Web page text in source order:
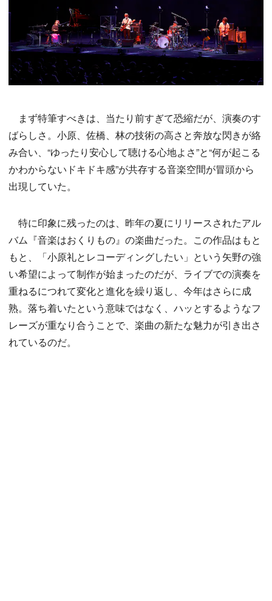
まず特筆すべきは、当たり前すぎて恐縮だが、演奏のす
ばらしさ。小原、佐橋、林の技術の高さと奔放な閃きが絡
み合い、“ゆったり安心して聴ける心地よさ”と“何が起こる
かわからないドキドキ感”が共存する音楽空間が冒頭から
出現していた。
特に印象に残ったのは、昨年の夏にリリースされたアル
バム『音楽はおくりもの』の楽曲だった。この作品はもと
もと、「小原礼とレコーディングしたい」という矢野の強
い希望によって制作が始まったのだが、ライブでの演奏を
重ねるにつれて変化と進化を繰り返し、今年はさらに成
熟。落ち着いたという意味ではなく、ハッとするようなフ
レーズが重なり合うことで、楽曲の新たな魅力が引き出さ
れているのだ。